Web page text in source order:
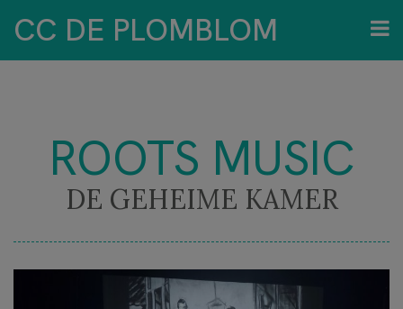
CC DE PLOMBLOM
ROOTS MUSIC
DE GEHEIME KAMER